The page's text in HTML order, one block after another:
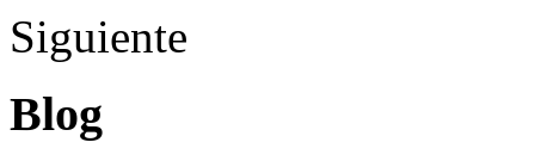
Siguiente
Blog